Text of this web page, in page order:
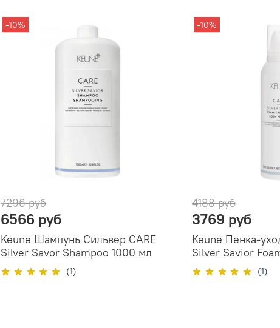
-10%
7296 руб
6566 руб
Keune Шампунь Сильвер CARE
Silver Savor Shampoo 1000 мл
(1)
-10%
4188 руб
3769 руб
Keune Пенка-
Silver Savior
(1)